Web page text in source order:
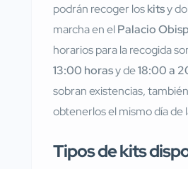
podrán recoger loskitsy
marcha en elPalacio
horarios para la recogida
13:00 horasy de18:00 a
sobran existencias,
obtenerlos el mismo día de
Tipos de kits